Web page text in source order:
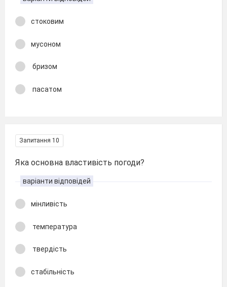
стоковим
мусоном
бризом
пасатом
Запитання 10
Яка основна властивість погоди?
варіанти відповідей
мінливість
температура
твердість
стабільність